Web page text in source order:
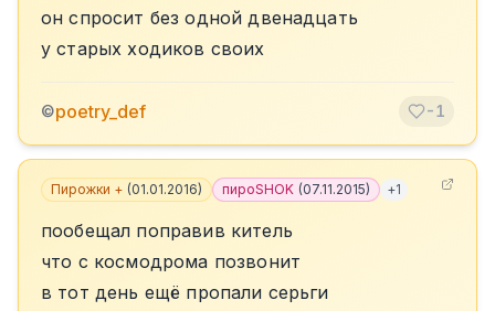
он спросит без одной двенадцать
у старых ходиков своих
©poetry_def -1
Пирожки + (01.01.2016) пироSHOK (07.11.2015) +1
пообещал поправив китель
что с космодрома позвонит
в тот день ещё пропали серьги